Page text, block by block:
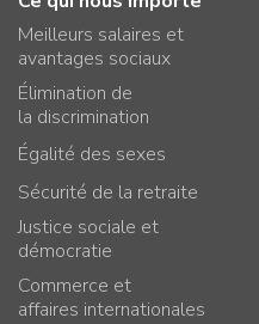
Meilleurs salaires et
avantages sociaux
Élimination de
la discrimination
Égalité des sexes
Sécurité de la retraite
Justice sociale et
démocratie
Commerce et
affaires internationales